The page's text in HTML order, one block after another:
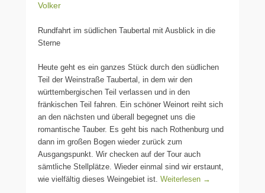
Volker
Rundfahrt im südlichen Taubertal mit Ausblick in die
Sterne
Heute geht es ein ganzes Stück durch den südlichen
Teil der Weinstraße Taubertal, in dem wir den
württembergischen Teil verlassen und in den
fränkischen Teil fahren. Ein schöner Weinort reiht sich
an den nächsten und überall begegnet uns die
romantische Tauber. Es geht bis nach Rothenburg und
dann im großen Bogen wieder zurück zum
Ausgangspunkt. Wir checken auf der Tour auch
sämtliche Stellplätze. Wieder einmal sind wir erstaunt,
wie vielfältig dieses Weingebiet ist. Weiterlesen →